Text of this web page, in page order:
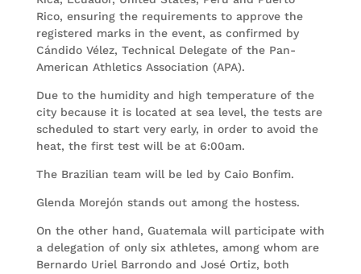
Rico, ensuring the requirements to approve the
registered marks in the event, as confirmed by
Cándido Vélez, Technical Delegate of the Pan-
American Athletics Association (APA).
Due to the humidity and high temperature of the
city because it is located at sea level, the tests are
scheduled to start very early, in order to avoid the
heat, the first test will be at 6:00am.
The Brazilian team will be led by Caio Bonfim.
Glenda Morejón stands out among the hostess.
On the other hand, Guatemala will participate with
a delegation of only six athletes, among whom are
Bernardo Uriel Barrondo and José Ortiz, both